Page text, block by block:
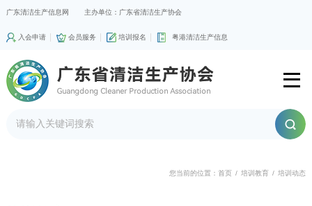
广东清洁生产信息网 主办单位：广东省清洁生产协会
入会申请 会员服务 培训报名 粤港清洁生产信息
您当前的位置：首页 / 培训教育 / 培训动态